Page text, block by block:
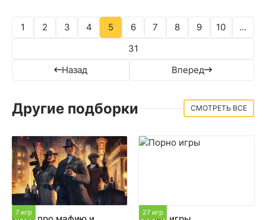
Назад
1 2 3 4 5 6 7 8 9 10
...
31
Вперед
Другие подборки СМОТРЕТЬ ВСЕ
7 игр 27 игр